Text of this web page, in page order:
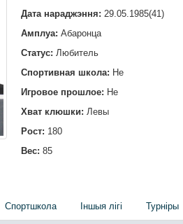
Дата нараджэння: 29.05.1985(41)
Амплуа: Абаронца
Статус: Любитель
Спортивная школа: Не
Игровое прошлое: Не
Хват клюшки: Левы
Рост: 180
Вес: 85
Спортшкола Iншыя лігі Турніры